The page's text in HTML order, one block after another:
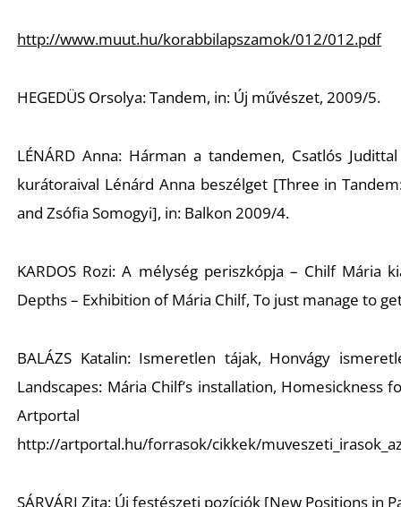
http://www.muut.hu/korabbilapszamok/012/012.pdf
HEGEDÜS Orsolya: Tandem, in: Új művészet, 2009/5.
LÉNÁRD Anna: Hárman a tandemen, Csatlós
kurátoraival Lénárd Anna beszélget [Three in
and Zsófia Somogyi], in: Balkon 2009/4.
KARDOS Rozi: A mélység periszkópja – Chilf Mária
Depths – Exhibition of Mária Chilf, To just manage to
BALÁZS Katalin: Ismeretlen tájak, Honvágy
Landscapes: Mária Chilf’s installation,
http://artportal.hu/forrasok/cikkek/
SÁRVÁRI Zita: Új festészeti pozíciók [New Positions in